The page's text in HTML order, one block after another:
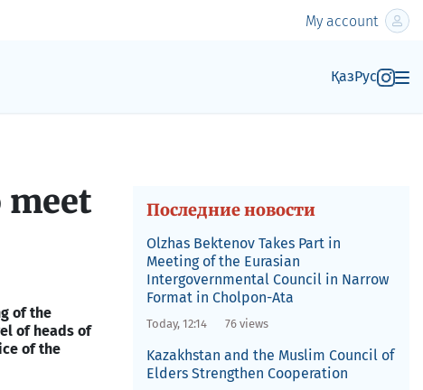
My account
ҚазРус
meet
of the
of heads of
of the
Последние новости
Olzhas Bektenov Takes Part in
Meeting of the Eurasian
Intergovernmental Council in Narrow
Format in Cholpon-Ata
Today, 12:14 76 views
Kazakhstan and the Muslim Council of
Elders Strengthen Cooperation